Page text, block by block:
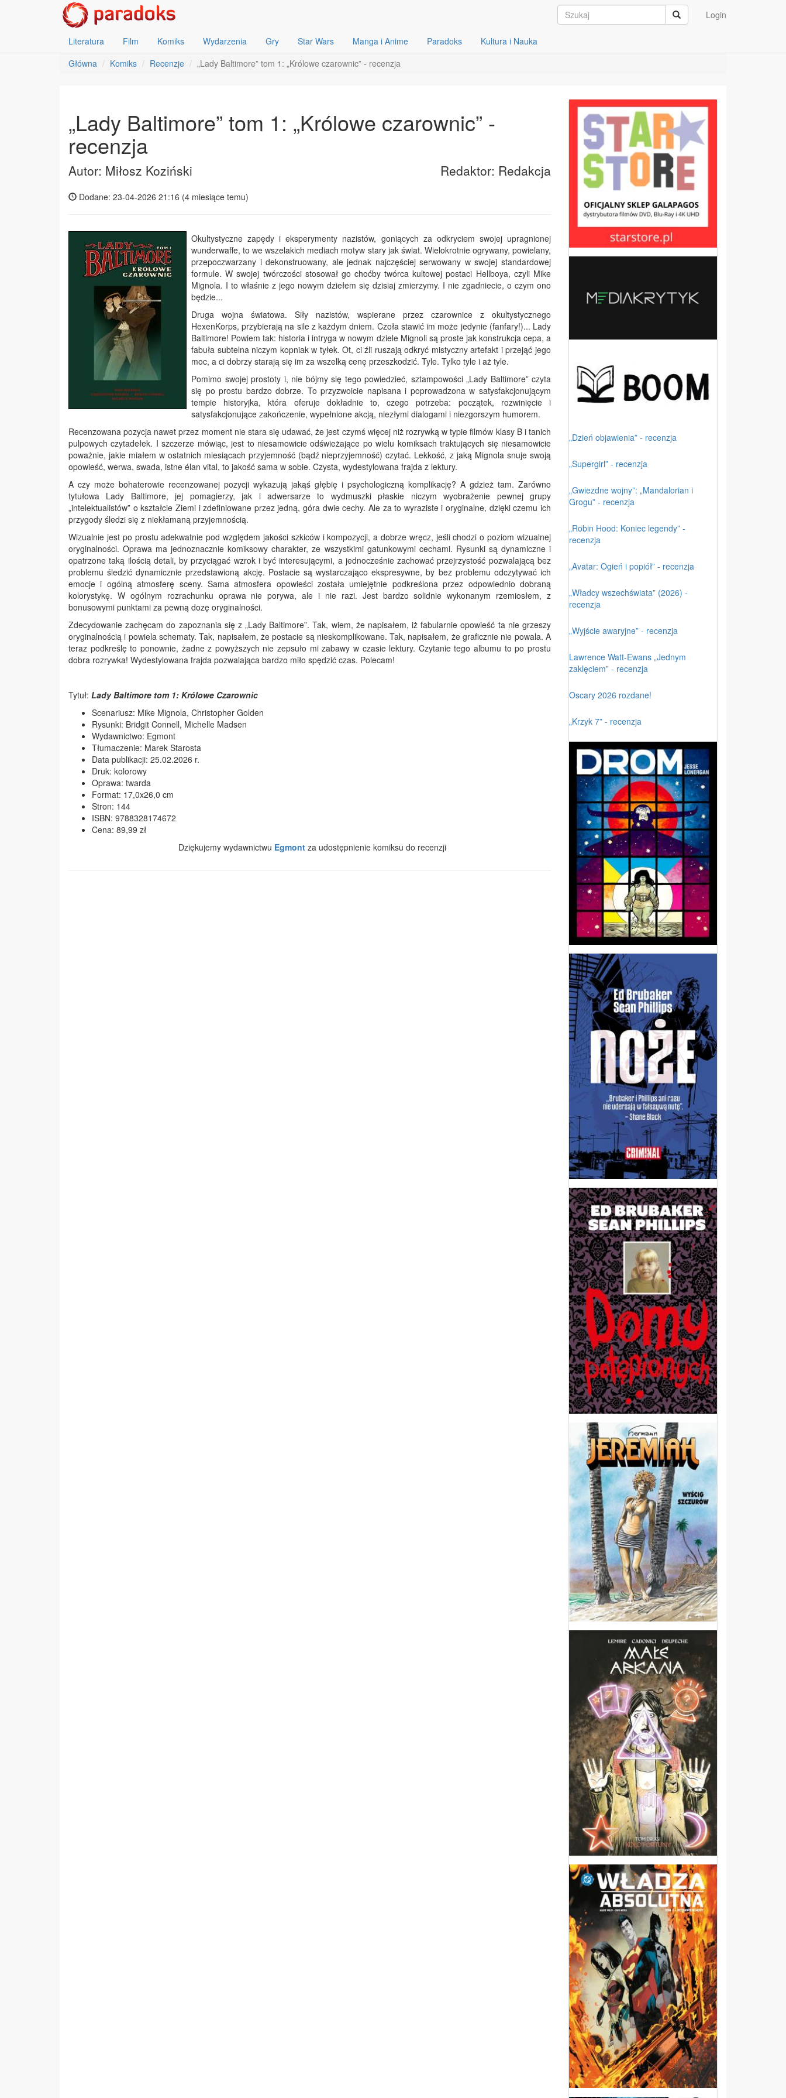
Login
Literatura Film Komiks Wydarzenia Gry Star Wars Manga i Anime Paradoks
Kultura i Nauka
Główna
Komiks Recenzje „Lady Baltimore” tom 1: „Królowe czarownic” - recenzja
„Lady Baltimore” tom 1: „Królowe czarownic” -
recenzja
Autor: Miłosz Koziński Redaktor: Redakcja
Dodane: 23-04-2026 21:16 (4 miesiące temu)
Okultystyczne zapędy i eksperymenty nazistów, goniących za odkryciem swojej upragnionej
wunderwaffe, to we wszelakich mediach motyw stary jak świat. Wielokrotnie ogrywany, powielany,
przepoczwarzany i dekonstruowany, ale jednak najczęściej serwowany w swojej standardowej
formule. W swojej twórczości stosował go choćby twórca kultowej postaci Hellboya, czyli Mike
Mignola. I to właśnie z jego nowym dziełem się dzisiaj zmierzymy. I nie zgadniecie, o czym ono
będzie...
Druga wojna światowa. Siły nazistów, wspierane przez czarownice z okultystycznego
HexenKorps, przybierają na sile z każdym dniem. Czoła stawić im może jedynie (fanfary!)... Lady
Baltimore! Powiem tak: historia i intryga w nowym dziele Mignoli są proste jak konstrukcja cepa, a
fabuła subtelna niczym kopniak w tyłek. Ot, ci źli ruszają odkryć mistyczny artefakt i przejąć jego
moc, a ci dobrzy starają się im za wszelką cenę przeszkodzić. Tyle. Tylko tyle i aż tyle.
Pomimo swojej prostoty i, nie bójmy się tego powiedzieć, sztampowości „Lady Baltimore” czyta
się po prostu bardzo dobrze. To przyzwoicie napisana i poprowadzona w satysfakcjonującym
tempie historyjka, która oferuje dokładnie to, czego potrzeba: początek, rozwinięcie i
satysfakcjonujące zakończenie, wypełnione akcją, niezłymi dialogami i niezgorszym humorem.
Recenzowana pozycja nawet przez moment nie stara się udawać, że jest czymś więcej niż rozrywką w typie filmów klasy B i tanich
pulpowych czytadełek. I szczerze mówiąc, jest to niesamowicie odświeżające po wielu komiksach traktujących się niesamowicie
poważnie, jakie miałem w ostatnich miesiącach przyjemność (bądź nieprzyjemność) czytać. Lekkość, z jaką Mignola snuje swoją
opowieść, werwa, swada, istne élan vital, to jakość sama w sobie. Czysta, wydestylowana frajda z lektury.
A czy może bohaterowie recenzowanej pozycji wykazują jakąś głębię i psychologiczną komplikację? A gdzież tam. Zarówno
tytułowa Lady Baltimore, jej pomagierzy, jak i adwersarze to wydmuszki płaskie niczym wyobrażenie pewnej grupy
„intelektualistów” o kształcie Ziemi i zdefiniowane przez jedną, góra dwie cechy. Ale za to wyraziste i oryginalne, dzięki czemu ich
przygody śledzi się z niekłamaną przyjemnością.
Wizualnie jest po prostu adekwatnie pod względem jakości szkiców i kompozycji, a dobrze wręcz, jeśli chodzi o poziom wizualnej
oryginalności. Oprawa ma jednoznacznie komiksowy charakter, ze wszystkimi gatunkowymi cechami. Rysunki są dynamiczne i
opatrzone taką ilością detali, by przyciągać wzrok i być interesującymi, a jednocześnie zachować przejrzystość pozwalającą bez
problemu śledzić dynamicznie przedstawioną akcję. Postacie są wystarczająco ekspresywne, by bez problemu odczytywać ich
emocje i ogólną atmosferę sceny. Sama atmosfera opowieści została umiejętnie podkreślona przez odpowiednio dobraną
kolorystykę. W ogólnym rozrachunku oprawa nie porywa, ale i nie razi. Jest bardzo solidnie wykonanym rzemiosłem, z
bonusowymi punktami za pewną dozę oryginalności.
Zdecydowanie zachęcam do zapoznania się z „Lady Baltimore”. Tak, wiem, że napisałem, iż fabularnie opowieść ta nie grzeszy
oryginalnością i powiela schematy. Tak, napisałem, że postacie są nieskomplikowane. Tak, napisałem, że graficznie nie powala. A
teraz podkreślę to ponownie, żadne z powyższych nie zepsuło mi zabawy w czasie lektury. Czytanie tego albumu to po prostu
dobra rozrywka! Wydestylowana frajda pozwalająca bardzo miło spędzić czas. Polecam!
Tytuł: Lady Baltimore tom 1: Królowe Czarownic
Scenariusz: Mike Mignola, Christopher Golden
Rysunki: Bridgit Connell, Michelle Madsen
Wydawnictwo: Egmont
Tłumaczenie: Marek Starosta
Data publikacji: 25.02.2026 r.
Druk: kolorowy
Oprawa: twarda
Format: 17,0x26,0 cm
Stron: 144
ISBN: 9788328174672
Cena: 89,99 zł
Dziękujemy wydawnictwu Egmontza udostępnienie komiksu do recenzji
„Dzień objawienia” - recenzja
„Supergirl” - recenzja
„Gwiezdne wojny”: „Mandalorian i
Grogu” - recenzja
„Robin Hood: Koniec legendy” -
recenzja
„Avatar: Ogień i popiół” - recenzja
„Władcy wszechświata” (2026) -
recenzja
„Wyjście awaryjne” - recenzja
Lawrence Watt-Ewans „Jednym
zaklęciem” - recenzja
Oscary 2026 rozdane!
„Krzyk 7” - recenzja